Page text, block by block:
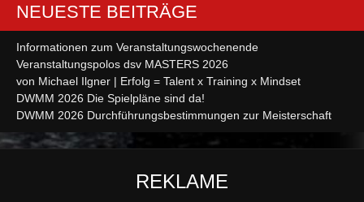
NEUESTE BEITRÄGE
Informationen zum Veranstaltungswochenende
Veranstaltungspolos dsv MASTERS 2026
von Michael Ilgner | Erfolg = Talent x Training x Mindset
DWMM 2026 Die Spielpläne sind da!
DWMM 2026 Durchführungsbestimmungen zur Meisterschaft
REKLAME